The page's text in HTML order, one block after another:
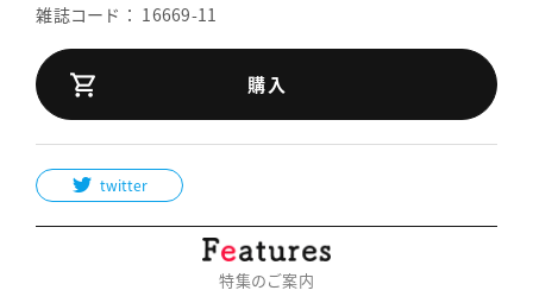
雑誌コード： 16669-11
購入
twitter
特集のご案内